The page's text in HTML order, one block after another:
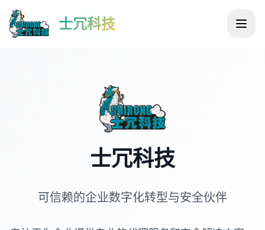
士冗科技
士冗科技
可信赖的企业数字化转型与安全伙伴